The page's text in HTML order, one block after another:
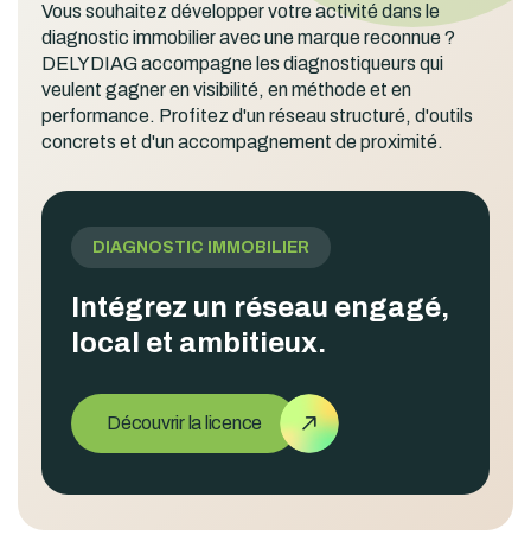
Vous souhaitez développer votre activité dans le
diagnostic immobilier avec une marque reconnue ?
DELYDIAG accompagne les diagnostiqueurs qui
veulent gagner en visibilité, en méthode et en
performance. Profitez d'un réseau structuré, d'outils
concrets et d'un accompagnement de proximité.
DIAGNOSTIC IMMOBILIER
Intégrez un réseau engagé,
local et ambitieux.
Découvrir la licence